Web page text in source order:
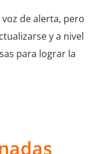
de alerta, pero
y a nivel
para lograr la